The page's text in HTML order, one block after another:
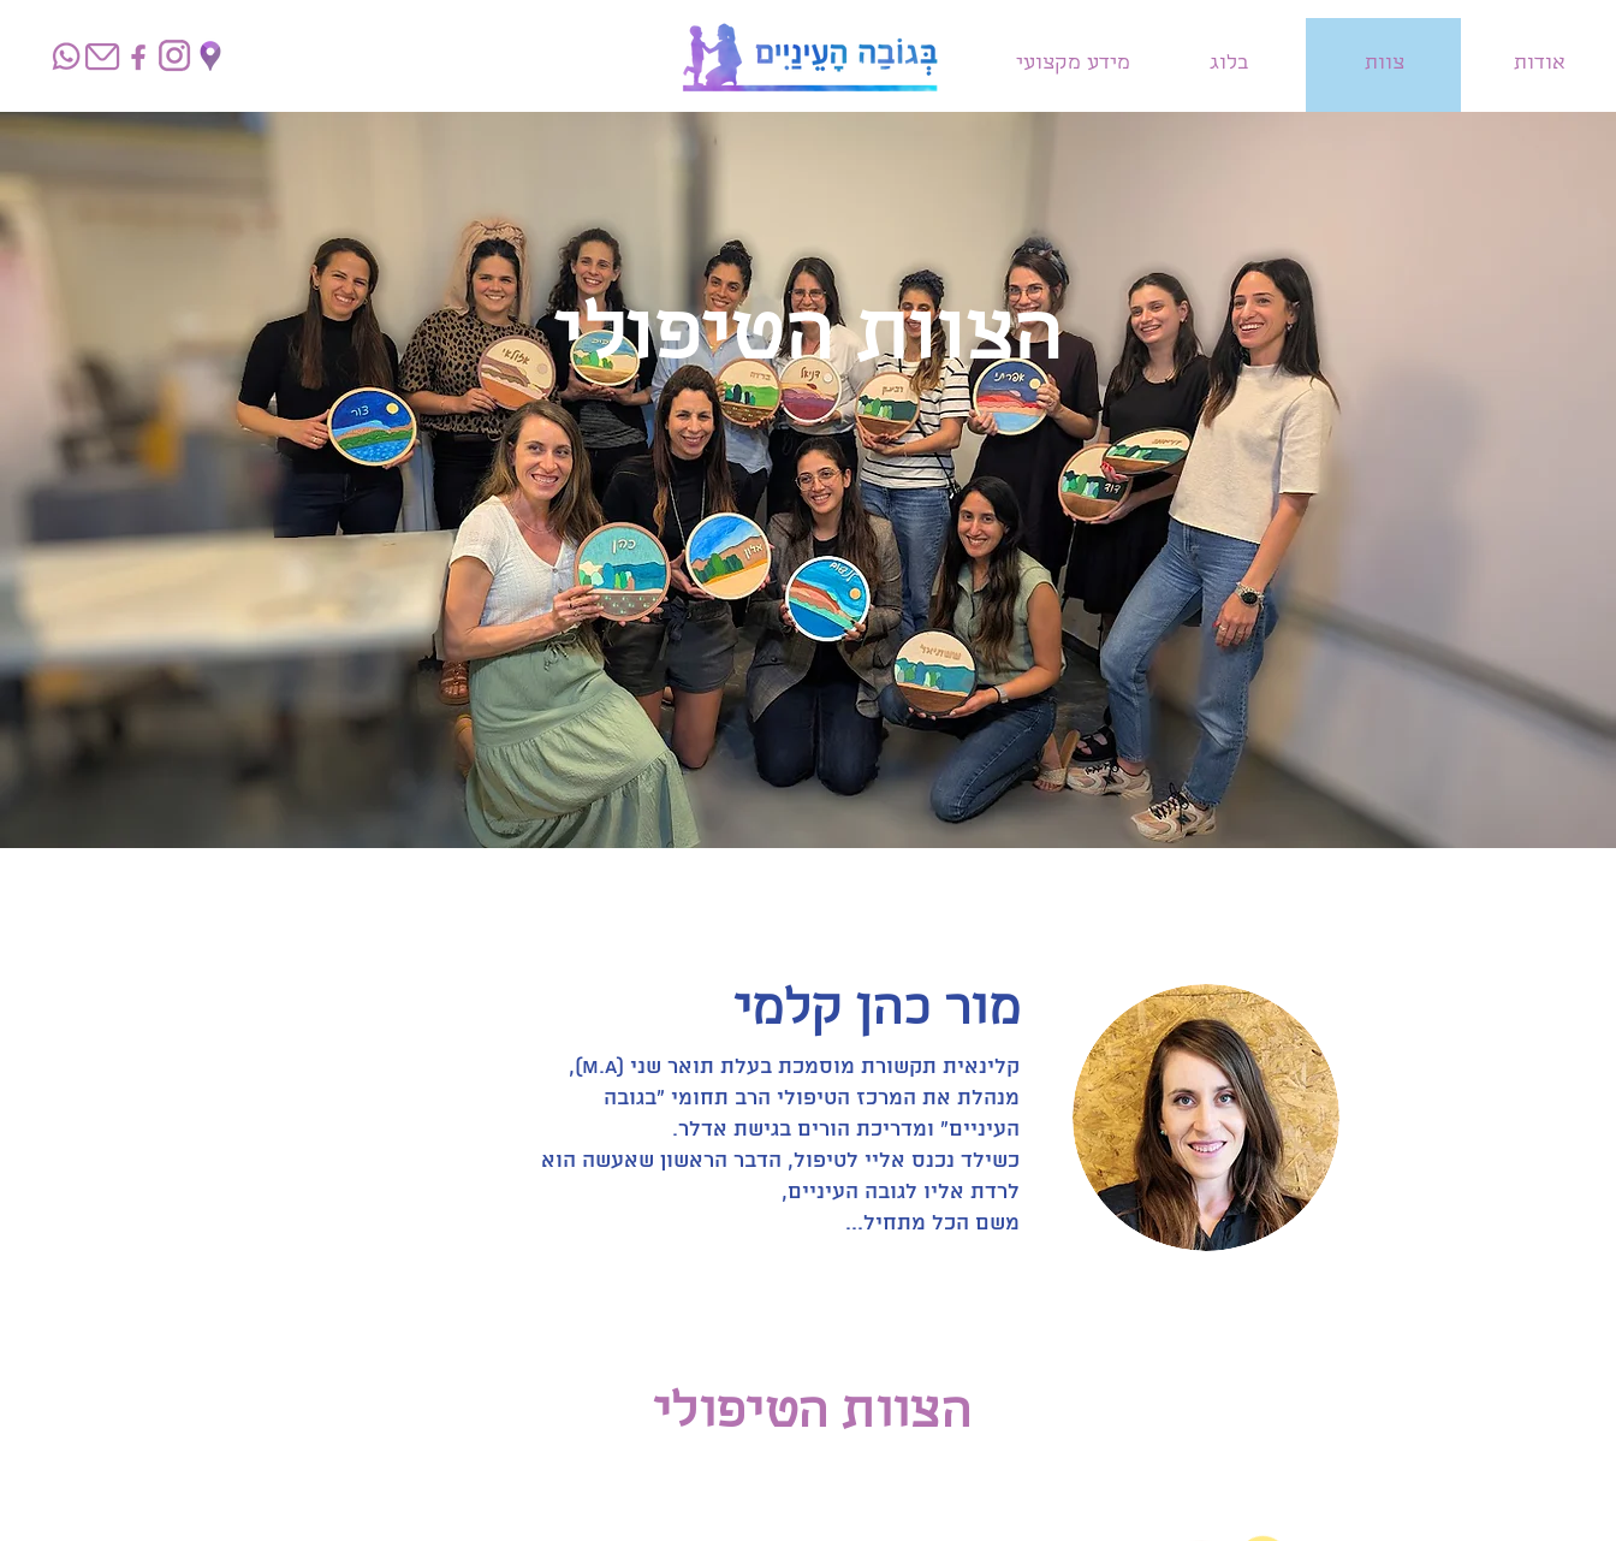
אודות צוות בלוג מידע מקצועי
הצוות הטיפולי
מור כהן קלמי
קלינאית תקשורת מוסמכת בעלת תואר שני (M.A),
מנהלת את המרכז הטיפולי הרב תחומי "בגובה
העיניים" ומדריכת הורים בגישת אדלר.
כשילד נכנס אליי לטיפול, הדבר הראשון שאעשה הוא
לרדת אליו לגובה העיניים,
משם הכל מתחיל...
הצוות הטיפולי